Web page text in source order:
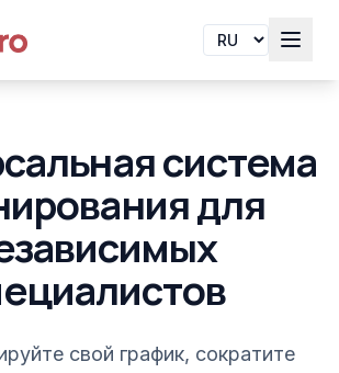
система
для
свой график, сократите